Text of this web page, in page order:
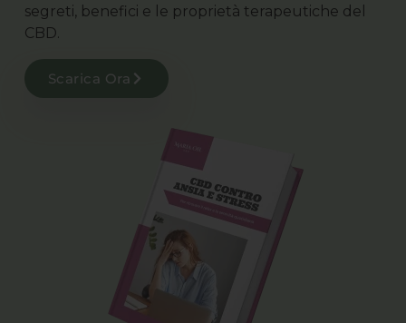
segreti, benefici e le proprietà terapeutiche del
CBD.
Scarica Ora